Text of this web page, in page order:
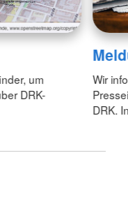
um
DRK-
Wir
DRK.